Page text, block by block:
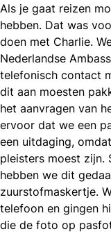
Als je gaat reizen
hebben. Dat was
doen met Charlie.
Nederlandse
telefonisch contact
dit aan moesten
het aanvragen van
ervoor dat we een
een uitdaging,
pleisters moest zijn.
hebben we dit
zuurstofmaskertje.
telefoon en gingen
die de foto op